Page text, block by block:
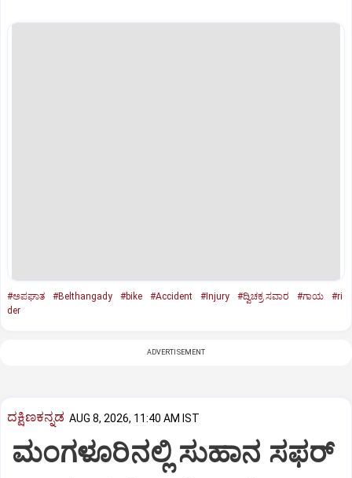
#ಅಪಘಾತ #Belthangady #bike #Accident #Injury #ದ್ವಿಚಕ್ರ ಸವಾರ #ಗಾಯ
#ri
der
ADVERTISEMENT
ದಕ್ಷಿಣಕನ್ನಡ AUG 8, 2026, 11:40 AM IST
ಮಂಗಳೂರಿನಲ್ಲಿ ಸುಹಾನ ಸಫರ್